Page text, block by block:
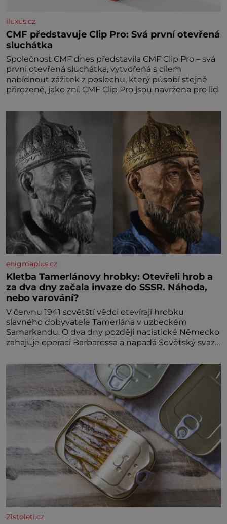
iluxus.cz
CMF představuje Clip Pro: Svá první otevřená
sluchátka
Společnost CMF dnes představila CMF Clip Pro – svá
první otevřená sluchátka, vytvořená s cílem
nabídnout zážitek z poslechu, který působí stejně
přirozeně, jako zní. CMF Clip Pro jsou navržena pro lid
enigmaplus.cz
Kletba Tamerlánovy hrobky: Otevřeli hrob a
za dva dny začala invaze do SSSR. Náhoda,
nebo varování?
V červnu 1941 sovětští vědci otevírají hrobku
slavného dobyvatele Tamerlána v uzbeckém
Samarkandu. O dva dny později nacistické Německo
zahajuje operaci Barbarossa a napadá Sovětský svaz.
21stoleti.cz